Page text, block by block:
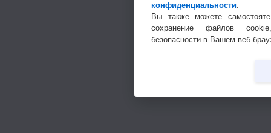
конфиденциальности
Вы также можете
сохранение файлов
безопасности в Вашем веб-